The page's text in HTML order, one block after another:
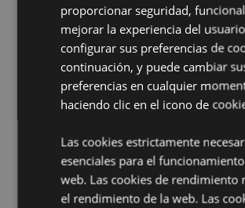
Hucha de Cerámica Champiñón
Material: Cerámica Dolomita
Información sobre el Producto:Se
contenido a través de un tapón
inferior.
¿Quieres saber más acerca de los
de Puckator?Encuentra todo lo que
en laguía de compra del cliente.
proporcionar seguridad,
mejorar la experiencia del
configurar sus preferencias de
continuación, y puede cambiar
preferencias en cualquier
haciendo clic en el icono de
Las cookies estrictamente
esenciales para el
web. Las cookies de rendimiento
el rendimiento de la web. Las